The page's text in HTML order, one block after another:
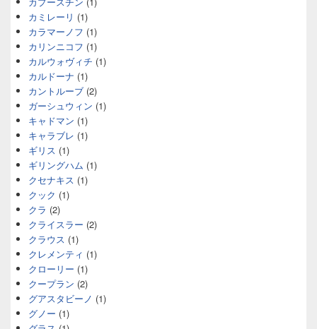
カミレーリ (1)
カラマーノフ (1)
カリンニコフ (1)
カルウォヴィチ (1)
カルドーナ (1)
カントルーブ (2)
ガーシュウィン (1)
キャドマン (1)
キャラブレ (1)
ギリス (1)
ギリングハム (1)
クセナキス (1)
クック (1)
クラ (2)
クライスラー (2)
クラウス (1)
クレメンティ (1)
クローリー (1)
クープラン (2)
グアスタビーノ (1)
グノー (1)